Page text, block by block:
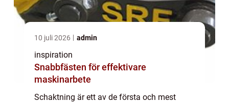
10 juli 2026 admin
inspiration
Snabbfästen för effektivare
maskinarbete
Schaktning är ett av de första och mest